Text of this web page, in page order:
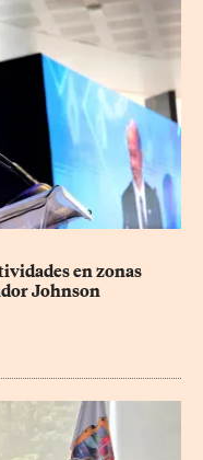
en zonas
Johnson